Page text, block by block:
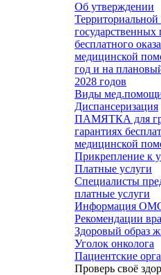
Об утверждении
государственных
бесплатного
медицинской
год и на
2028 годов
Виды
Диспансеризация
ПАМЯТКА для
гарантиях
медицинской
Прикрепление к
Платные услуги
Специалисты
платные услуги
Информация
Рекомендации
Здоровый образ
Уголок онколога
Пациентские
Проверь своё